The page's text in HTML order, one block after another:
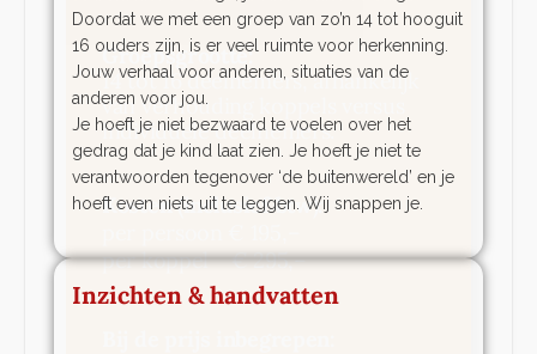
Locatie:
Landgoed Bleijendijk in Vught
Doordat we met een groep van zo’n 14 tot hooguit
16 ouders zijn, is er veel ruimte voor herkenning.
Jouw verhaal voor anderen, situaties van de
anderen voor jou.
Je hoeft je niet bezwaard te voelen over het
gedrag dat je kind laat zien. Je hoeft je niet te
verantwoorden tegenover ‘de buitenwereld’ en je
hoeft even niets uit te leggen. Wij snappen je.
Inzichten & handvatten